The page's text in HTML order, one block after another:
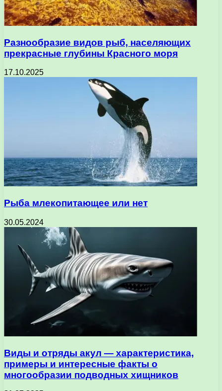
Разнообразие видов рыб, населяющих
прекрасные глубины Красного моря
17.10.2025
Рыба млекопитающее или нет
30.05.2024
Виды и отряды акул — характеристика,
примеры и интересные факты о
многообразии подводных хищников